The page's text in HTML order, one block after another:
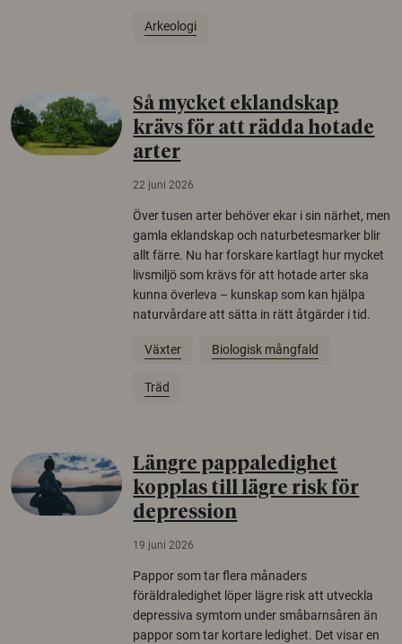
Arkeologi
Så mycket eklandskap
krävs för att rädda hotade
arter
22 juni 2026
Över tusen arter behöver ekar i sin närhet, men
gamla eklandskap och naturbetesmarker blir
allt färre. Nu har forskare kartlagt hur mycket
livsmiljö som krävs för att hotade arter ska
kunna överleva – kunskap som kan hjälpa
naturvårdare att sätta in rätt åtgärder i tid.
Växter Biologisk mångfald
Träd
Längre pappaledighet
kopplas till lägre risk för
depression
19 juni 2026
Pappor som tar flera månaders
föräldraledighet löper lägre risk att utveckla
depressiva symtom under småbarnsåren än
pappor som tar kortare ledighet. Det visar en